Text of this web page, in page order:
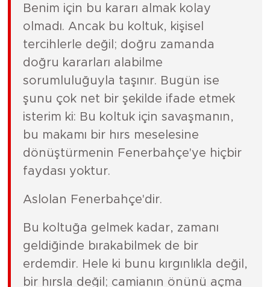
Benim için bu kararı almak kolay
olmadı. Ancak bu koltuk, kişisel
tercihlerle değil; doğru zamanda
doğru kararları alabilme
sorumluluğuyla taşınır. Bugün ise
şunu çok net bir şekilde ifade etmek
isterim ki: Bu koltuk için savaşmanın,
bu makamı bir hırs meselesine
dönüştürmenin Fenerbahçe'ye hiçbir
faydası yoktur.
Aslolan Fenerbahçe'dir.
Bu koltuğa gelmek kadar, zamanı
geldiğinde bırakabilmek de bir
erdemdir. Hele ki bunu kırgınlıkla değil,
bir hırsla değil; camianın önünü açma